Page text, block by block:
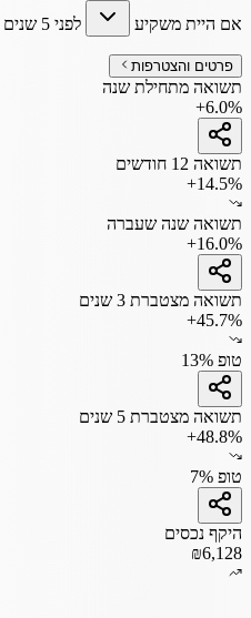
אם היית משקיע לפני 5 שנים
פרטים והצטרפות
תשואה מתחילת שנה
+6.0%
תשואה 12 חודשים
+14.5%
תשואה שנה שעברה
+16.0%
תשואה מצטברת 3 שנים
+45.7%
טופ 13%
תשואה מצטברת 5 שנים
+48.8%
טופ 7%
היקף נכסים
₪6,128